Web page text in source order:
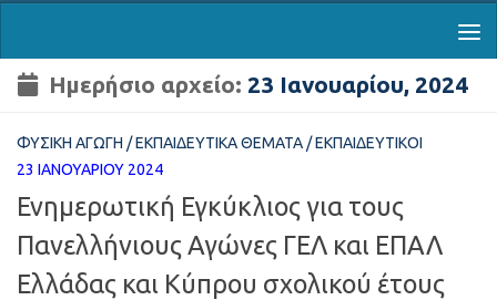
Ημερήσιο αρχείο: 23 Ιανουαρίου, 2024
ΦΥΣΙΚΉ ΑΓΩΓΉ /ΕΚΠΑΙΔΕΥΤΙΚΆ ΘΈΜΑΤΑ /ΕΚΠΑΙΔΕΥΤΙΚΟΊ
23 ΙΑΝΟΥΑΡΊΟΥ 2024
Ενημερωτική Εγκύκλιος για τους
Πανελλήνιους Αγώνες ΓΕΛ και ΕΠΑΛ
Ελλάδας και Κύπρου σχολικού έτους